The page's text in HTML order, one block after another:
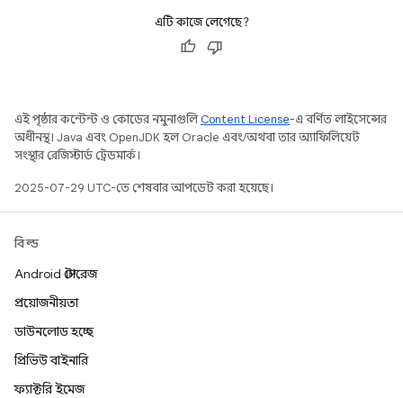
এটি কাজে লেগেছে?
এই পৃষ্ঠার কন্টেন্ট ও কোডের নমুনাগুলিContent License-এ বর্ণিত লাইসেন্সের
অধীনস্থ। Java এবং OpenJDK হল Oracle এবং/অথবা তার অ্যাফিলিয়েট
সংস্থার রেজিস্টার্ড ট্রেডমার্ক।
2025-07-29 UTC-তে শেষবার আপডেট করা হয়েছে।
বিল্ড
Android স্টোরেজ
প্রয়োজনীয়তা
ডাউনলোড হচ্ছে
প্রিভিউ বাইনারি
ফ্যাক্টরি ইমেজ